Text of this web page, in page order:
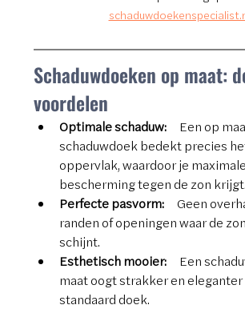
Schaduwdoeken op maat:
voordelen
Optimale schaduw: Een op
schaduwdoek bedekt precies
oppervlak, waardoor je
bescherming tegen de zon krijgt.
Perfecte pasvorm: Geen
randen of openingen waar de
schijnt.
Esthetisch mooier: Een
maat oogt strakker en eleganter
standaard doek.